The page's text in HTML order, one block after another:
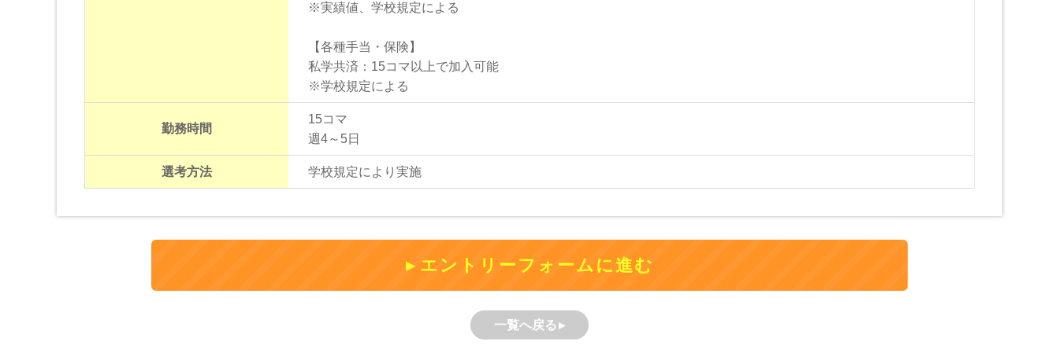
※実績値、学校規定による
【各種手当・保険】
私学共済：15コマ以上で加入可能
※学校規定による
勤務時間
15コマ
週4～5日
選考方法 学校規定により実施
エントリーフォームに進む
一覧へ戻る